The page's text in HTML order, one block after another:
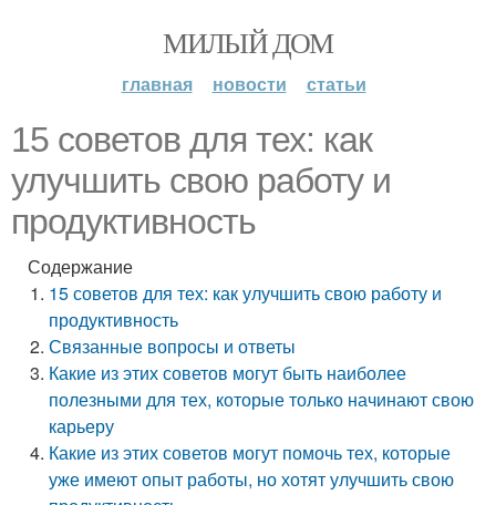
МИЛЫЙ ДОМ
главная новости статьи
15 советов для тех: как
улучшить свою работу и
продуктивность
Содержание
15 советов для тех: как улучшить свою работу и
продуктивность
Связанные вопросы и ответы
Какие из этих советов могут быть наиболее
полезными для тех, которые только начинают свою
карьеру
Какие из этих советов могут помочь тех, которые
уже имеют опыт работы, но хотят улучшить свою